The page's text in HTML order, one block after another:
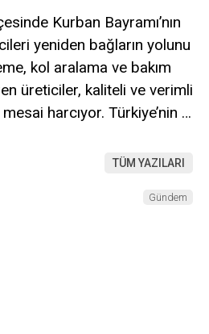
Kurban Bayramı’nın
yeniden bağların yolunu
kol aralama ve bakım
üreticiler, kaliteli ve verimli
harcıyor. Türkiye’nin …
TÜM YAZILARI
Gündem